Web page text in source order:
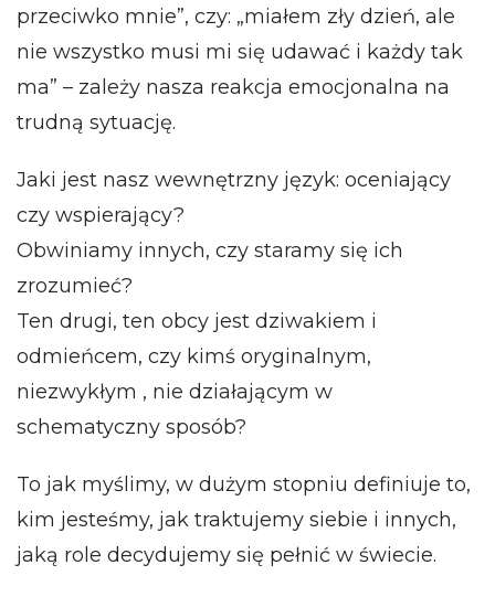
przeciwko mnie”, czy: „miałem zły dzień, ale
nie wszystko musi mi się udawać i każdy tak
ma” – zależy nasza reakcja emocjonalna na
trudną sytuację.
Jaki jest nasz wewnętrzny język: oceniający
czy wspierający?
Obwiniamy innych, czy staramy się ich
zrozumieć?
Ten drugi, ten obcy jest dziwakiem i
odmieńcem, czy kimś oryginalnym,
niezwykłym , nie działającym w
schematyczny sposób?
To jak myślimy, w dużym stopniu definiuje to,
kim jesteśmy, jak traktujemy siebie i innych,
jaką role decydujemy się pełnić w świecie.